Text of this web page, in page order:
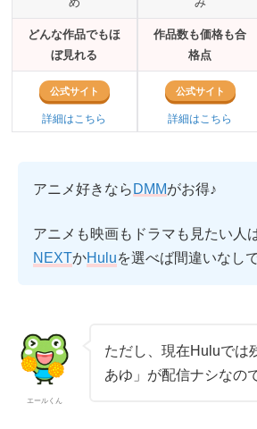
め
み
どんな作品でもほ
ぼ見れる
作品数も価格も合
格点
公式サイト
詳細はこちら
公式サイト
詳細はこちら
アニメ好きなら DMMがお得♪
アニメも映画もドラマも見たい人は
NEXTかHuluを選べば間違いなし
エールくん
ただし、現在Huluでは
あゆ」が配信ナシなの